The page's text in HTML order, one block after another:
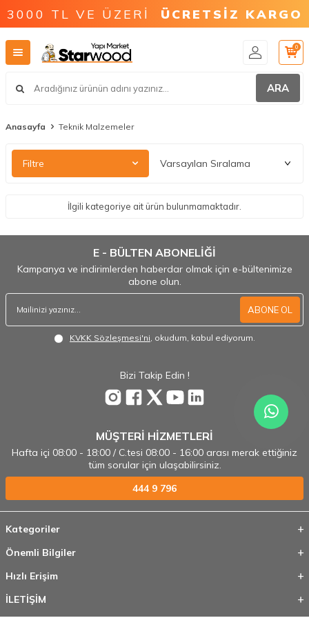
3000 TL VE ÜZERİ ÜCRETSİZ KARGO
ARA
0
Anasayfa Teknik Malzemeler
Filtre
İlgili kategoriye ait ürün bulunmamaktadır.
E - BÜLTEN ABONELİĞİ
Kampanya ve indirimlerden haberdar olmak için e-bültenimize
abone olun.
ABONE OL
KVKK Sözleşmesi'ni, okudum, kabul ediyorum.
Bizi Takip Edin !
MÜŞTERİ HİZMETLERİ
Hafta içi 08:00 - 18:00 / C.tesi 08:00 - 16:00 arası merak ettiğiniz
tüm sorular için ulaşabilirsiniz.
444 9 796
Kategoriler
Önemli Bilgiler
Hızlı Erişim
İLETİŞİM